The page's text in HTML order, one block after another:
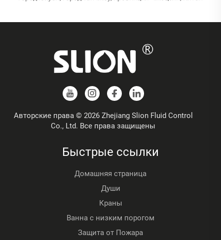
Авторские права © 2026 Zhejiang Slion Fluid Control
Co., Ltd. Все права защищены
Быстрые ссылки
Домашняя страница
Души
Краны
Ванна с низким порогом
Защита от Пожара